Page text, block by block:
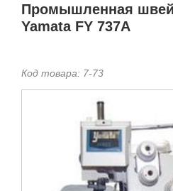
Промышленная
Yamata FY 737A
Код товара: 7-73